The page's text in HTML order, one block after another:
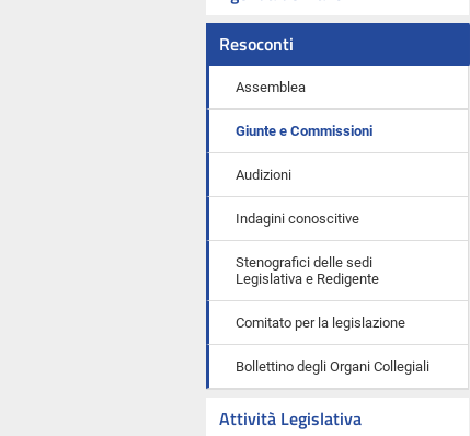
Resoconti
Assemblea
Giunte e Commissioni
Audizioni
Indagini conoscitive
Stenografici delle sedi
Legislativa e Redigente
Comitato per la legislazione
Bollettino degli Organi Collegiali
Attività Legislativa